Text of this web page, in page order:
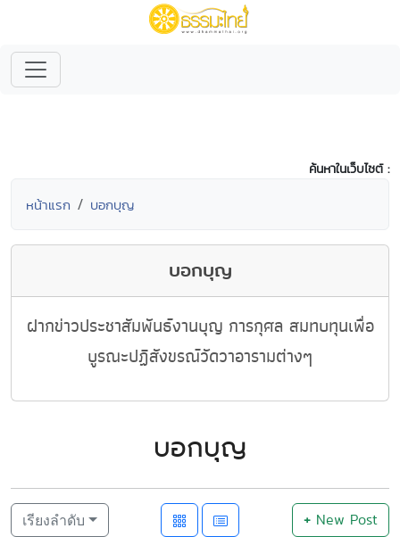
ค้นหาในเว็บไซต์ :
หน้าแรก บอกบุญ
บอกบุญ
ฝากข่าวประชาสัมพันธ์งานบุญ การกุศล สมทบทุนเพื่อ
บูรณะปฏิสังขรณ์วัดวาอารามต่างๆ
บอกบุญ
เรียงลำดับ +New Post